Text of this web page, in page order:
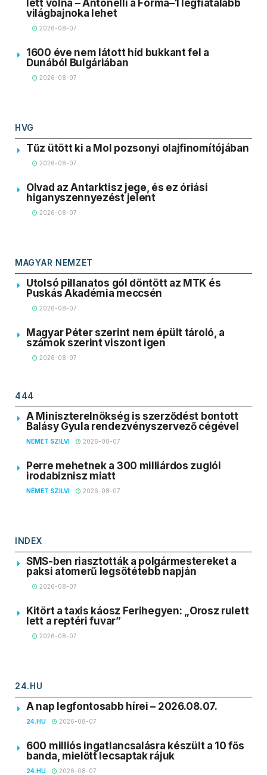
lett volna – Antonelli a Forma–1 legfiatalabb
világbajnoka lehet
2026-08-07
1600 éve nem látott híd bukkant fel a
Dunából Bulgáriában
2026-08-07
HVG
Tűz ütött ki a Mol pozsonyi olajfinomítójában
2026-08-07
Olvad az Antarktisz jege, és ez óriási
higanyszennyezést jelent
2026-08-07
MAGYAR NEMZET
Utolsó pillanatos gól döntött az MTK és
Puskás Akadémia meccsén
2026-08-07
Magyar Péter szerint nem épült tároló, a
számok szerint viszont igen
2026-08-07
444
A Miniszterelnökség is szerződést bontott
Balásy Gyula rendezvényszervező cégével
NÉMET SZILVI 2026-08-07
Perre mehetnek a 300 milliárdos zuglói
irodabiznisz miatt
NÉMET SZILVI 2026-08-07
INDEX
SMS-ben riasztották a polgármestereket a
paksi atomerű legsötétebb napján
2026-08-07
Kitört a taxis káosz Ferihegyen: „Orosz rulett
lett a reptéri fuvar”
2026-08-07
24.HU
A nap legfontosabb hírei – 2026.08.07.
24.HU 2026-08-07
600 milliós ingatlancsalásra készült a 10 fős
banda, mielőtt lecsaptak rájuk
24.HU 2026-08-07